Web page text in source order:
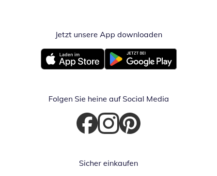
Jetzt unsere App downloadenÖffnet in
Öffnet in neuem FensterÖffnet in neuem Fenster
Folgen Sie heine auf Social Media
Öffnet in neuem Fenster
Öffnet in neuem Fenster
Öffnet in neuem Fenster
Sicher einkaufen